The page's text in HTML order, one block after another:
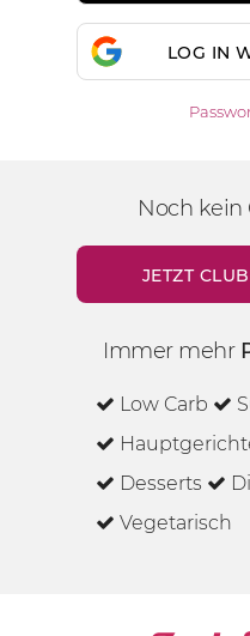
LOG IN
Noch kein
JETZT
Immer mehr
Low Carb
Desserts
Vegetarisch